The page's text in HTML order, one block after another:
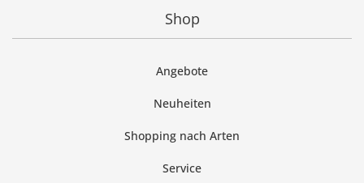
Shop
Angebote
Neuheiten
Shopping nach Arten
Service